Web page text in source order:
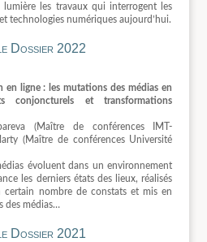
les travaux qui interrogent les
technologies numériques aujourd’hui.
Dossier 2022
en ligne : les mutations des médias en
conjoncturels et transformations
(Maître de conférences IMT-
(Maître de conférences Université
évoluent dans un environnement
les derniers états des lieux, réalisés
nombre de constats et mis en
des médias…
Dossier 2021